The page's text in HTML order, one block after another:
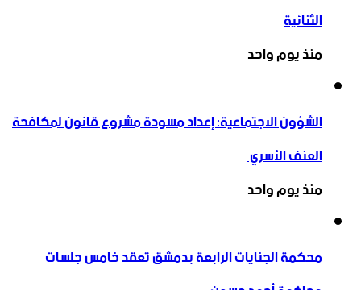
الثنائية
منذ يوم واحد
الشؤون الاجتماعية: إعداد مسودة مشروع قانون لمكافحة
العنف الأسري ‏
منذ يوم واحد
محكمة الجنايات الرابعة بدمشق تعقد خامس جلسات